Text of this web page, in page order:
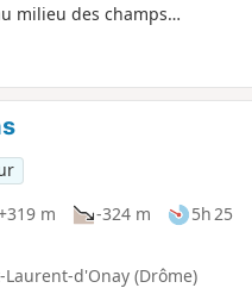
milieu des champs,
de voir le Mont
que l'on peut
ou rallonger de
pendant la
A TOUS LES
QUI PARCOURENT
vous pouvez mettre
l'emplacement
m -324 m
5h 25
d'Onay (Drôme)